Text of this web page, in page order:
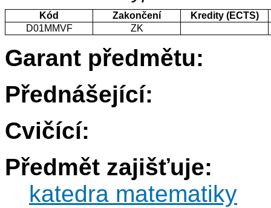
Kód Zakončení
Kredity (ECTS)
D01MMVF
ZK
Garant předmětu:
Přednášející:
Cvičící:
Předmět zajišťuje:
katedra matematiky